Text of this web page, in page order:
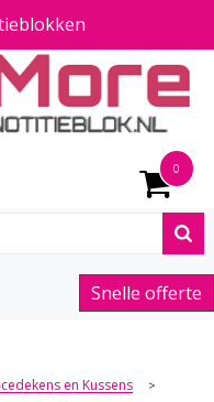
0
Snelle offerte
en Kussens >